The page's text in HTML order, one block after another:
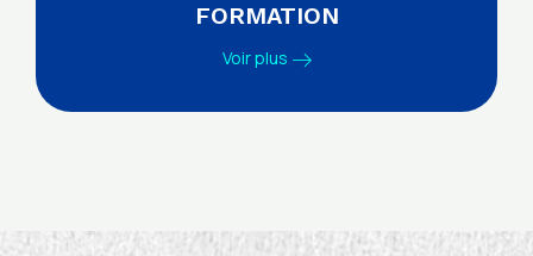
FORMATION
Voir plus